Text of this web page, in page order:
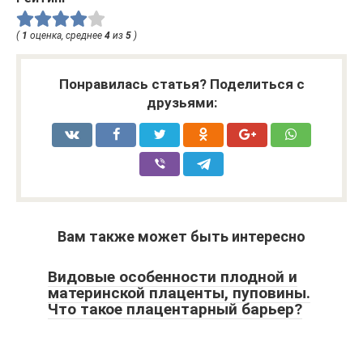
( 1 оценка, среднее 4 из 5 )
Понравилась статья? Поделиться с
друзьями:
Вам также может быть интересно
Видовые особенности плодной и
материнской плаценты, пуповины.
Что такое плацентарный барьер?